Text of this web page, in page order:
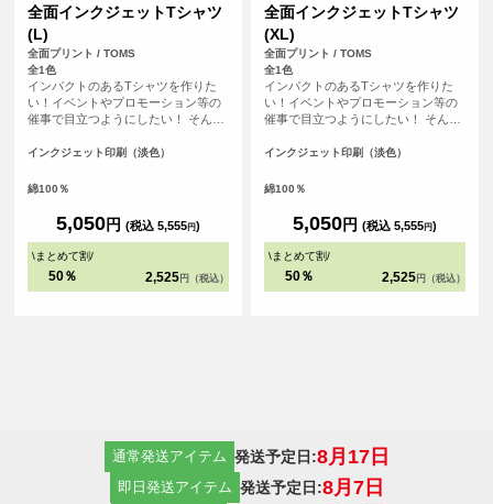
全面インクジェットTシャツ
(L)
全面プリント / TOMS
全1色
インパクトのあるTシャツを作りた
い！イベントやプロモーション等の
催事で目立つようにしたい！ そんな
ントできるTシャツです。首元から袖
所にプリントを入れることができま
伸びにくく耐久性の高い、5.6オンス
生地のTシャツを使用。せっかくデザ
インした全面プリントも剥がれるこ
用しています。
インクジェット印刷（淡色）
綿100％
5,050円 (税込 5,555円)
\まとめて割/
50％ 2,525 円（税込）
全面インクジェットTシャツ
(XL)
全面プリント / TOMS
全1色
インパクトのあるTシャツを作りた
い！イベントやプロモーション等の
催事で目立つようにしたい！ そんな
ントできるTシャツです。首元から袖
所にプリントを入れることができま
伸びにくく耐久性の高い、5.6オンス
生地のTシャツを使用。せっかくデザ
インした全面プリントも剥がれるこ
用しています。
インクジェット印刷（淡色）
綿100％
5,050円 (税込 5,555円)
\まとめて割/
50％ 2,525 円（税込）
通常発送アイテム 発送予定日:8月17日
即日発送アイテム 発送予定日:8月7日